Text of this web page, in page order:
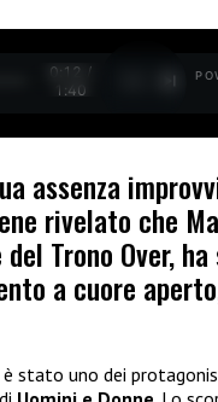
0:12 /
1:40
assenza
rivelato che
Trono Over,
a cuore
è stato uno dei